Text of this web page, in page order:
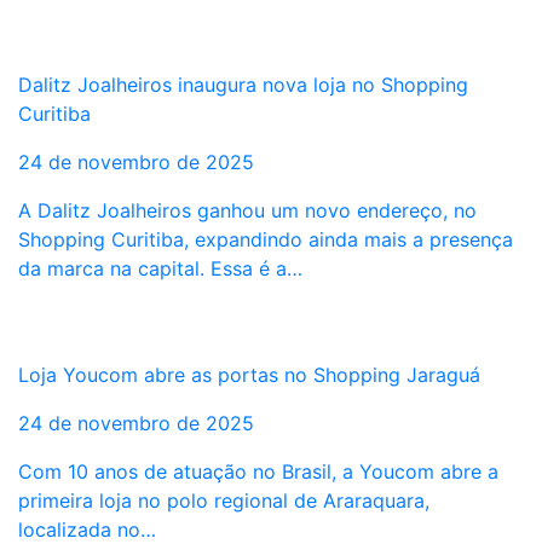
Dalitz Joalheiros inaugura nova loja no Shopping
Curitiba
24 de novembro de 2025
A Dalitz Joalheiros ganhou um novo endereço, no
Shopping Curitiba, expandindo ainda mais a presença
da marca na capital. Essa é a…
Loja Youcom abre as portas no Shopping Jaraguá
24 de novembro de 2025
Com 10 anos de atuação no Brasil, a Youcom abre a
primeira loja no polo regional de Araraquara,
localizada no…